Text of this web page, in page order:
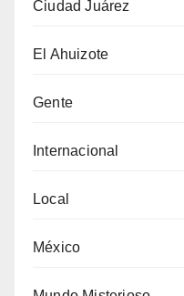
Ciudad Juárez
El Ahuizote
Gente
Internacional
Local
México